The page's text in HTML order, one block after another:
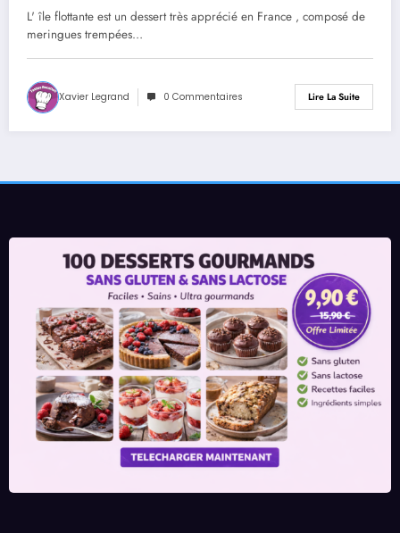
L' île flottante est un dessert très apprécié en France , composé de
meringues trempées…
Xavier Legrand 0 Commentaires Lire La Suite